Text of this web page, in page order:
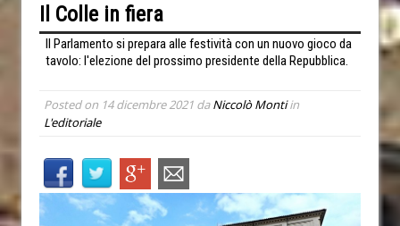
Il Colle in fiera
Il Parlamento si prepara alle festività con un nuovo gioco da
tavolo: l'elezione del prossimo presidente della Repubblica.
Posted on 14 dicembre 2021 daNiccolò Montiin
L'editoriale